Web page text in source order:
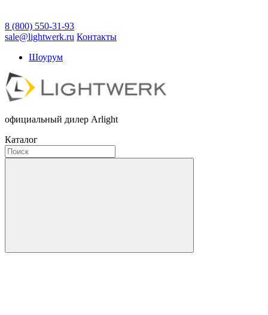
8 (800) 550-31-93
sale@lightwerk.ru Контакты
Шоурум
официальный дилер Arlight
Каталог